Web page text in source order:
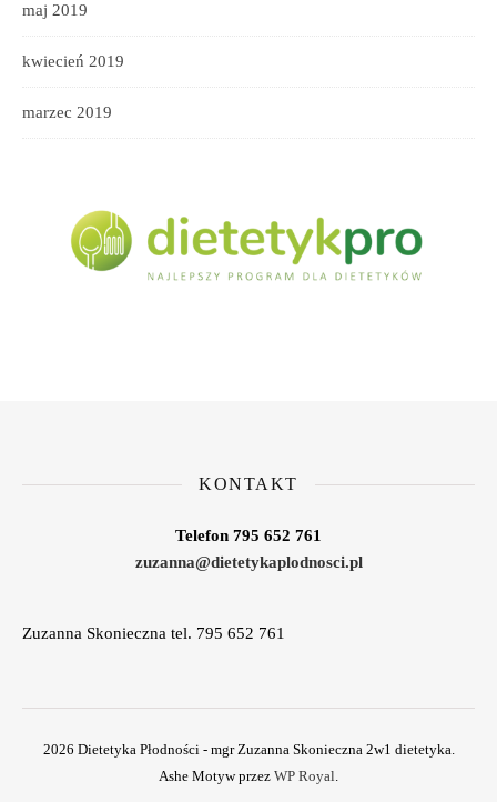
maj 2019
kwiecień 2019
marzec 2019
KONTAKT
Telefon 795 652 761
zuzanna@dietetykaplodnosci.pl
Zuzanna Skonieczna tel. 795 652 761
2026 Dietetyka Płodności - mgr Zuzanna Skonieczna 2w1 dietetyka.
Ashe Motyw przez WP Royal.